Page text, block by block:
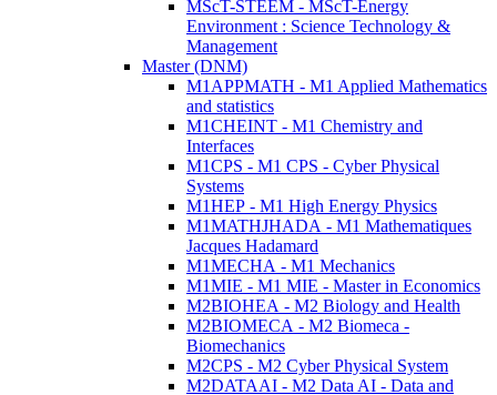
MScT-STEEM - MScT-Energy
Environment : Science Technology &
Management
Master (DNM)
M1APPMATH - M1 Applied Mathematics
and statistics
M1CHEINT - M1 Chemistry and
Interfaces
M1CPS - M1 CPS - Cyber Physical
Systems
M1HEP - M1 High Energy Physics
M1MATHJHADA - M1 Mathematiques
Jacques Hadamard
M1MECHA - M1 Mechanics
M1MIE - M1 MIE - Master in Economics
M2BIOHEA - M2 Biology and Health
M2BIOMECA - M2 Biomeca -
Biomechanics
M2CPS - M2 Cyber Physical System
M2DATAAI - M2 Data AI - Data and